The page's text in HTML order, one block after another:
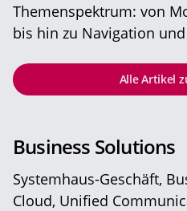
Themenspektrum: von
bis hin zu Navigation
Alle Artikel
Business Solutions
Systemhaus-Geschäft,
Cloud, Unified